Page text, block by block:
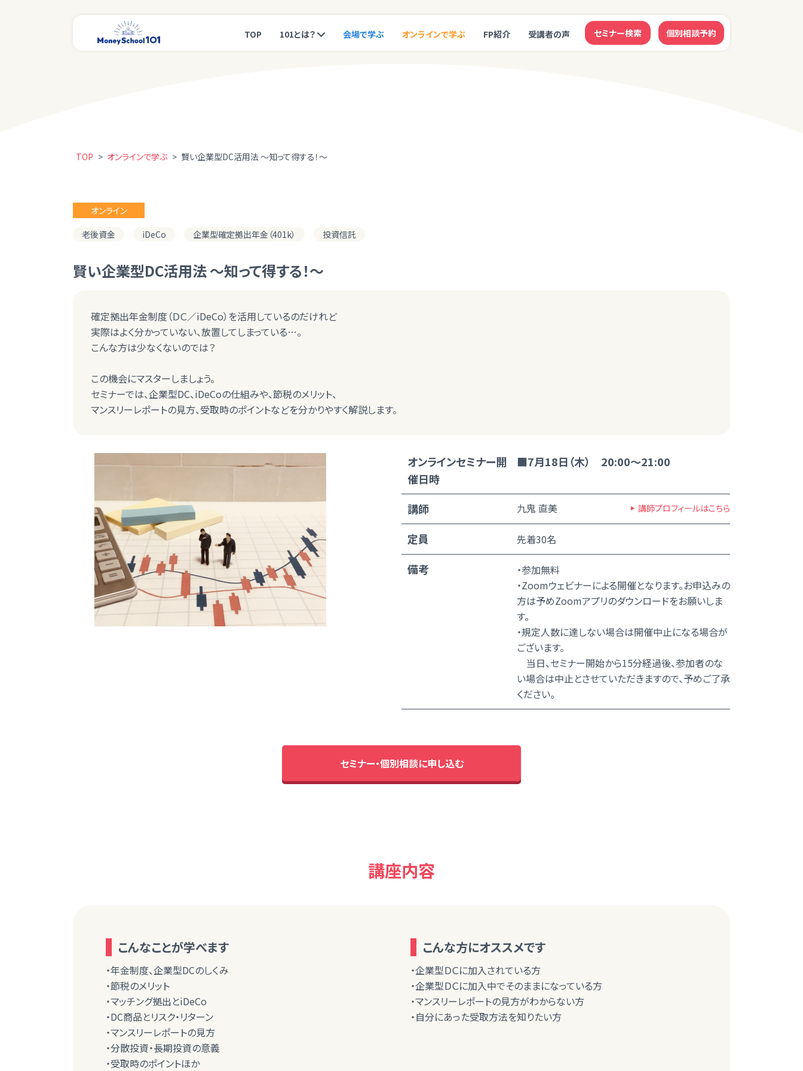
TOP 101とは？ 会場で学ぶ オンラインで学ぶ FP紹介 受講者の声 セミナー検索 個別相談予約
TOP > オンラインで学ぶ > 賢い企業型DC活用法 ～知って得する！～
オンライン
老後資金
iDeCo 企業型確定拠出年金（401k） 投資信託
賢い企業型DC活用法 ～知って得する！～
確定拠出年金制度（ＤＣ／iDeCo）を活用しているのだけれど
実際はよく分かっていない、放置してしまっている…。
こんな方は少なくないのでは？
この機会にマスターしましょう。
セミナーでは、企業型DC、iDeCoの仕組みや、節税のメリット、
マンスリーレポートの見方、受取時のポイントなどを分かりやすく解説します。
オンラインセミナー開
催日時
■7月18日（木） 20:00～21:00
講師 九鬼 直美 講師プロフィールはこちら
定員 先着30名
備考
・参加無料
・Zoomウェビナーによる開催となります。お申込みの
方は予めZoomアプリのダウンロードをお願いしま
す。
・規定人数に達しない場合は開催中止になる場合が
ございます。
当日、セミナー開始から15分経過後、参加者のな
い場合は中止とさせていただきますので、予めご了承
ください。
セミナー・個別相談に申し込む
講座内容
こんなことが学べます
・年金制度、企業型DCのしくみ
・節税のメリット
・マッチング拠出とiDeCo
・DC商品とリスク・リターン
・マンスリーレポートの見方
・分散投資・長期投資の意義
・受取時のポイントほか
こんな方にオススメです
・企業型ＤＣに加入されている方
・企業型ＤＣに加入中でそのままになっている方
・マンスリーレポートの見方がわからない方
・自分にあった受取方法を知りたい方